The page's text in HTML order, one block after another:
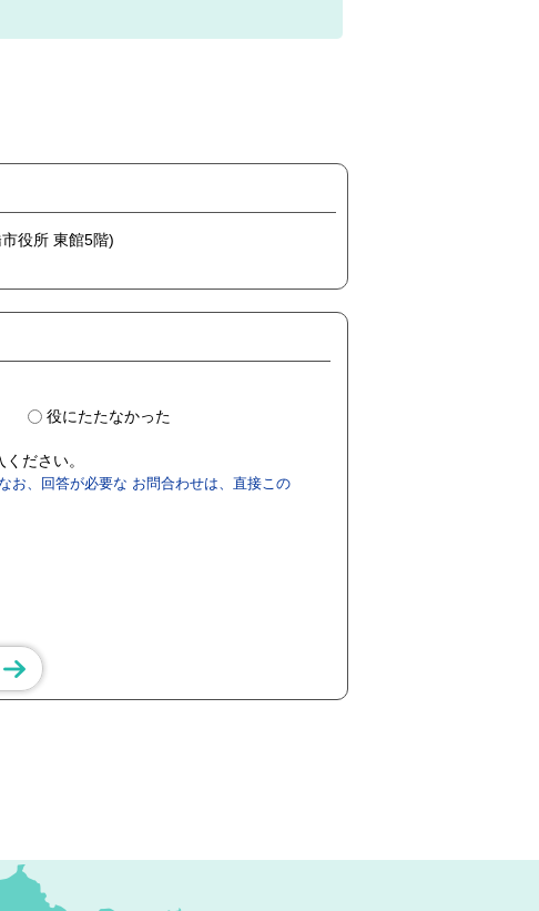
役所 東館5階)
役にたたなかった
ださい。
お、回答が必要な お問合わせは、直接この